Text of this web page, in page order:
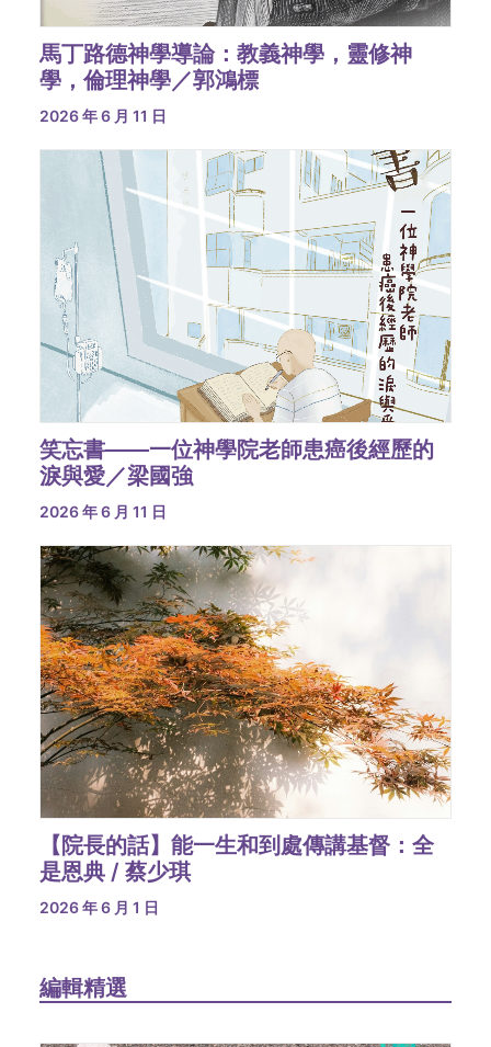
馬丁路德神學導論：教義神學，靈修神
學，倫理神學／郭鴻標
2026 年 6 月 11 日
笑忘書——一位神學院老師患癌後經歷的
淚與愛／梁國強
2026 年 6 月 11 日
【院長的話】能一生和到處傳講基督：全
是恩典 / 蔡少琪
2026 年 6 月 1 日
編輯精選